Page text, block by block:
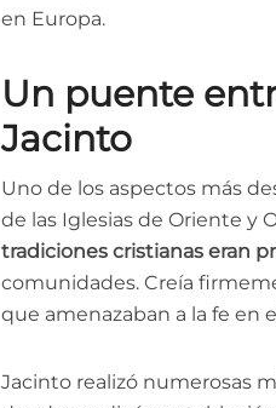
en Europa.
Un puente
Jacinto
Uno de los aspectos más
de las Iglesias de Oriente y
tradiciones cristianas eran
comunidades. Creía
que amenazaban a la fe en
Jacinto realizó numerosas